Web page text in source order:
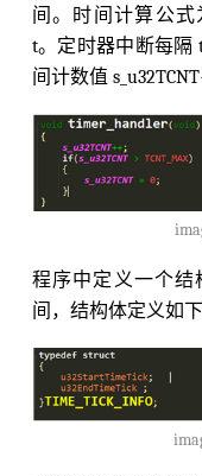
间。时间计算公式
t。定时器中断每隔
间计数值
程序中定义一个
间，结构体定义如